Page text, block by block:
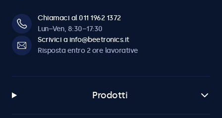
Chiamaci al 011 1962 1372
Lun–Ven, 8:30–17:30
Scrivici a info@beetronics.it
Risposta entro 2 ore lavorative
Prodotti